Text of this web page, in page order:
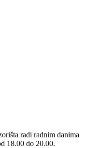
radi radnim danima
18.00 do 20.00.